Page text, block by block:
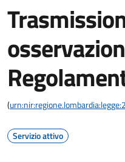
(
Servizio attivo